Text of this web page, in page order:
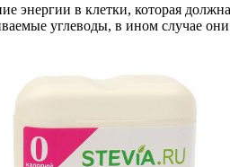
в клетки, которая
углеводы, в ином случае